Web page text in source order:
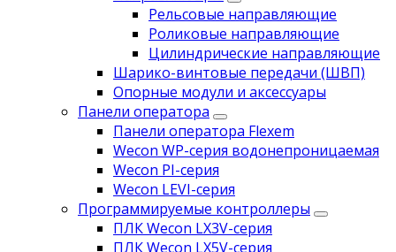
Рельсовые направляющие
Роликовые направляющие
Цилиндрические направляющие
Шарико-винтовые передачи (ШВП)
Опорные модули и аксессуары
Панели оператора
Панели оператора Flexem
Wecon WP-серия водонепроницаемая
Wecon PI-серия
Wecon LEVI-серия
Программируемые контроллеры
ПЛК Wecon LX3V-серия
ПЛК Wecon LX5V-серия